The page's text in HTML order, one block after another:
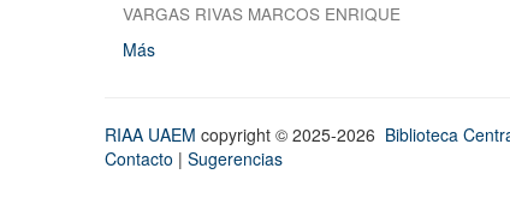
VARGAS RIVAS MARCOS ENRIQUE
Más
RIAA UAEM copyright © 2025-2026 Biblioteca
Contacto | Sugerencias